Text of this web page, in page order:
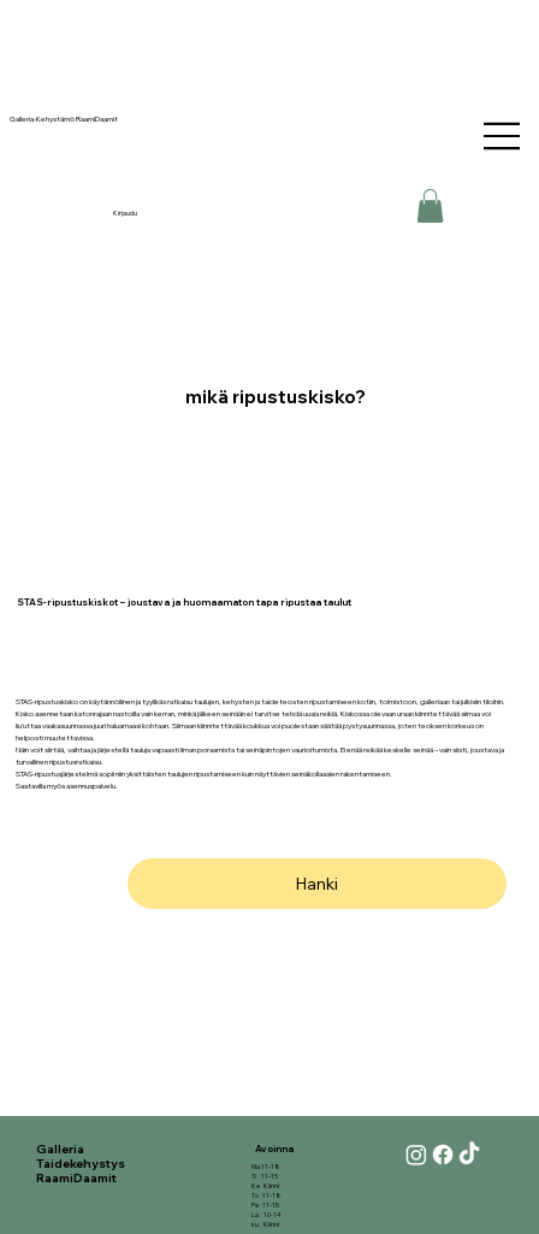
Galleria-Kehystämö RaamiDaamit
Kirjaudu
mikä ripustuskisko?
STAS-ripustuskiskot – joustava ja huomaamaton tapa ripustaa taulut
STAS-ripustuskisko on käytännöllinen ja tyylikäs ratkaisu taulujen, kehysten ja taideteosten ripustamiseen kotiin, toimistoon, galleriaan tai julkisiin tiloihin.
Kisko asennetaan katonrajaan nastoilla vain kerran, minkä jälkeen seinään ei tarvitse tehdä uusia reikiä. Kiskossa olevaan uraan kiinnitettävää siimaa voi
liu’uttaa vaakasuunnassa juuri haluamaasi kohtaan. Siimaan kiinnitettävää koukkua voi puolestaan säätää pystysuunnassa, joten teoksen korkeus on
helposti muutettavissa.
Näin voit siirtää, vaihtaa ja järjestellä tauluja vapaasti ilman poraamista tai seinäpintojen vaurioitumista. Ei enää reikää keskelle seinää – vain siisti, joustava ja
turvallinen ripustusratkaisu.
STAS-ripustusjärjestelmä sopii niin yksittäisten taulujen ripustamiseen kuin näyttävien seinäkollaasien rakentamiseen.
Saatavilla myös asennuspalvelu.
Hanki
Galleria
Taidekehystys
RaamiDaamit
Ma 11-18
Ti 11-15
Ke Kiinni
To 11-18
Pe 11-15
La 10-14
su Kiinni
Avoinna